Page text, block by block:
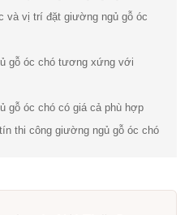
và vị trí đặt giường ngủ gỗ óc
gỗ óc chó tương xứng với
gỗ óc chó có giá cả phù hợp
thi công giường ngủ gỗ óc chó